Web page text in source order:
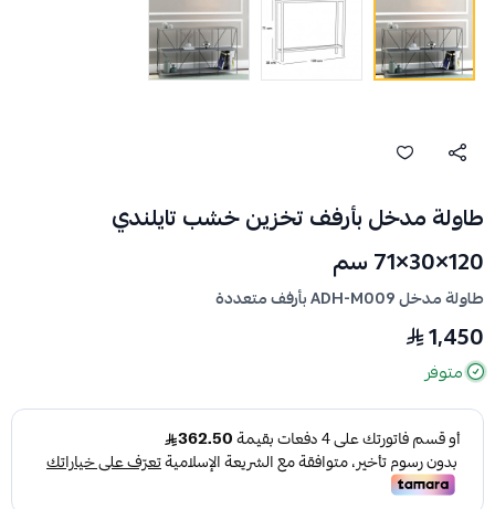
طاولة مدخل بأرفف تخزين خشب تايلندي
120×30×71 سم
طاولة مدخل ADH-M009 بأرفف متعددة
1,450
متوفر